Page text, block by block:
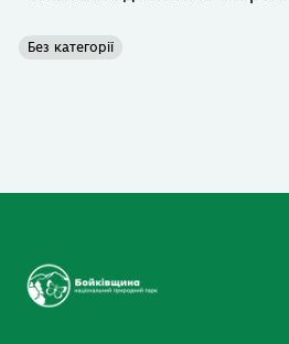
Без категорії